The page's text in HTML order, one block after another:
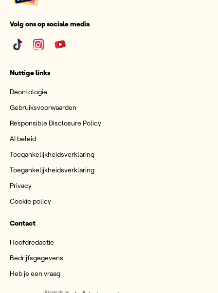
Volg ons op sociale media
Nuttige links
Deontologie
Gebruiksvoorwaarden
Responsible Disclosure Policy
AI beleid
Toegankelijkheidsverklaring
Toegankelijkheidsverklaring
Privacy
Cookie policy
Contact
Hoofdredactie
Bedrijfsgegevens
Heb je een vraag